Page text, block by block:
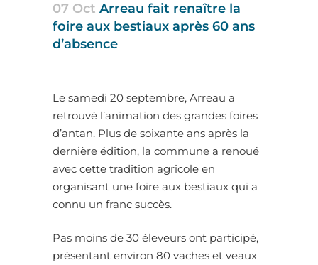
07 Oct Arreau fait renaître la
foire aux bestiaux après 60 ans
d’absence
Le samedi 20 septembre, Arreau a
retrouvé l’animation des grandes foires
d’antan. Plus de soixante ans après la
dernière édition, la commune a renoué
avec cette tradition agricole en
organisant une foire aux bestiaux qui a
connu un franc succès.
Pas moins de 30 éleveurs ont participé,
présentant environ 80 vaches et veaux